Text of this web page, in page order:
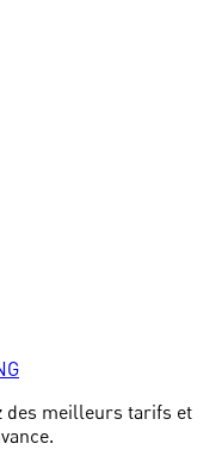
des meilleurs tarifs et